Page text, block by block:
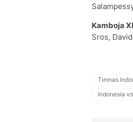
Kamboja XI
Sros,
Timnas
Indonesia